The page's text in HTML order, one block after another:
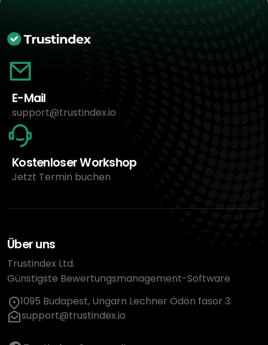
E-Mail
support@trustindex.io
Kostenloser Workshop
Jetzt Termin buchen
Über uns
Trustindex Ltd.
Günstigste Bewertungsmanagement-Software
1095 Budapest, Ungarn Lechner Ödön fasor 3.
support@trustindex.io